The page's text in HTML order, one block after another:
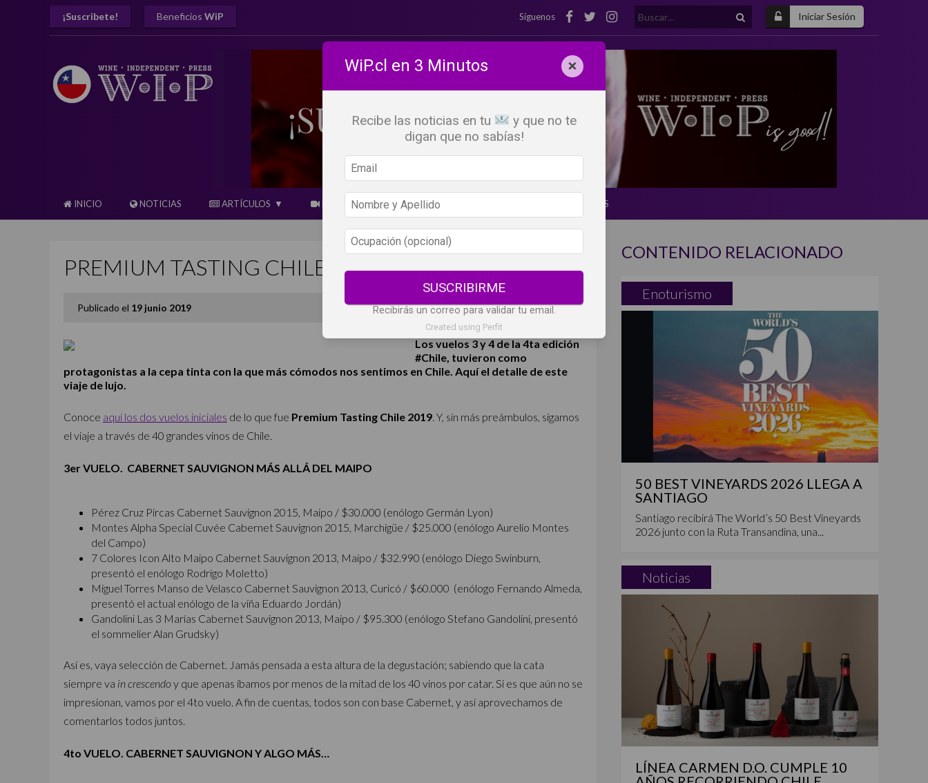
Iniciar Sesión
¡Suscribete! Beneficios WiP Buscar:
Síguenos
INICIO NOTICIAS ARTÍCULOS BEBER X LOS OJOS GLOSARIO DEL VINO PANORAMAS
PREMIUM TASTING CHILE. 2DA Parte.
Publicado el 19 junio 2019 PorMariana Martínez @reinarntrecopas
Los vuelos 3 y 4 de la 4ta edición
#Chile, tuvieron como
protagonistas a la cepa tinta con la que más cómodos nos sentimos en Chile. Aquí el detalle de este
viaje de lujo.
Conoce aquí los dos vuelos iniciales de lo que fue Premium Tasting Chile 2019 . Y, sin más preámbulos, sigamos
el viaje a través de 40 grandes vinos de Chile.
3er VUELO. CABERNET SAUVIGNON MÁS ALLÁ DEL MAIPO
Pérez Cruz Pircas Cabernet Sauvignon 2015, Maipo / $30.000 (enólogo Germán Lyon)
Montes Alpha Special Cuvée Cabernet Sauvignon 2015, Marchigüe / $25.000 (enólogo Aurelio Montes
del Campo)
7 Colores Icon Alto Maipo Cabernet Sauvignon 2013, Maipo / $32.990 (enólogo Diego Swinburn,
presentó el enólogo Rodrigo Moletto)
Miguel Torres Manso de Velasco Cabernet Sauvignon 2013, Curicó / $60.000 (enólogo Fernando Almeda,
presentó el actual enólogo de la viña Eduardo Jordán)
Gandolini Las 3 Marías Cabernet Sauvignon 2013, Maipo / $95.300 (enólogo Stefano Gandolini, presentó
el sommelier Alan Grudsky)
Así es, vaya selección de Cabernet. Jamás pensada a esta altura de la degustación; sabiendo que la cata
siempre va in crescendoy que apenas íbamos por menos de la mitad de los 40 vinos por catar. Si es que aún no se
impresionan, vamos por el 4to vuelo. A fin de cuentas, todos son con base Cabernet, y así aprovechamos de
comentarlos todos juntos.
4to VUELO. CABERNET SAUVIGNON Y ALGO MÁS…
CONTENIDO RELACIONADO
Enoturismo
50 BEST VINEYARDS 2026 LLEGA A
SANTIAGO
Santiago recibirá The World’s 50 Best Vineyards
2026 junto con la Ruta Transandina, una...
Noticias
LÍNEA CARMEN D.O. CUMPLE 10
WiP.cl en 3 Minutos ×
Recibe las noticias en tu
y que no te
digan que no sabías!
SUSCRIBIRME
Recibirás un correo para validar tu email.
Created using Perfit